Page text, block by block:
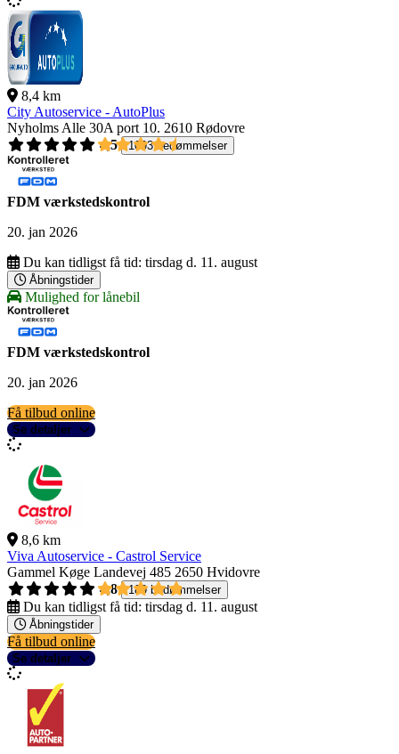
8,4 km
City Autoservice - AutoPlus
Nyholms Alle 30A port 10. 2610 Rødovre
4,5
1093 bedømmelser
FDM værkstedskontrol
20. jan 2026
Du kan tidligst få tid: tirsdag d. 11. august
Åbningstider
Mulighed for lånebil
FDM værkstedskontrol
20. jan 2026
Få tilbud online
Se detaljer
8,6 km
Viva Autoservice - Castrol Service
Gammel Køge Landevej 485 2650 Hvidovre
4,8
189 bedømmelser
Du kan tidligst få tid: tirsdag d. 11. august
Åbningstider
Få tilbud online
Se detaljer